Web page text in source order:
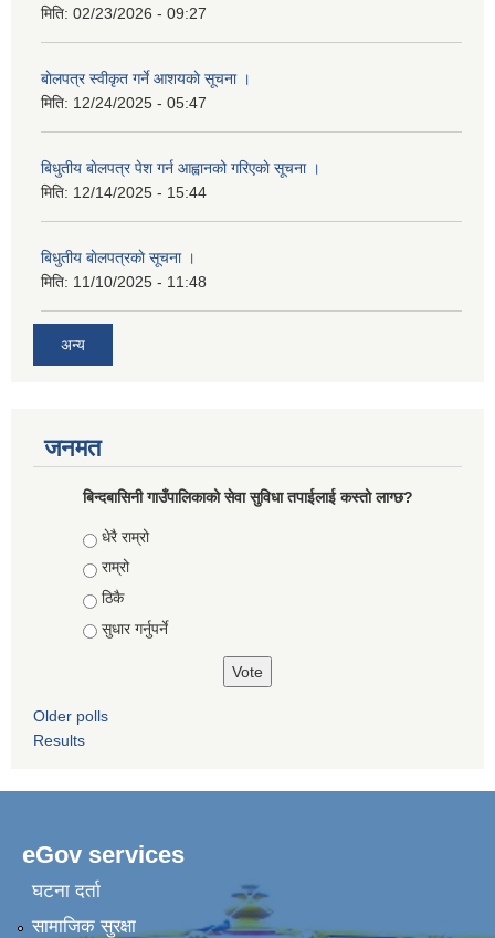
मिति: 02/23/2026 - 09:27
बाेलपत्र स्वीकृत गर्ने आशयकाे सूचना ।
मिति: 12/24/2025 - 05:47
बिधुतीय बाेलपत्र पेश गर्न आह्वानको गरिएकाे सूचना ।
मिति: 12/14/2025 - 15:44
बिधुतीय बाेलपत्रकाे सूचना ।
मिति: 11/10/2025 - 11:48
अन्य
जनमत
बिन्दबासिनी गाउँपालिकाको सेवा सुविधा तपाईलाई कस्तो लाग्छ?
Choices
धेरै राम्रो
राम्रो
ठिकै
सुधार गर्नुपर्ने
Older polls
Results
eGov services
घटना दर्ता
सामाजिक सुरक्षा